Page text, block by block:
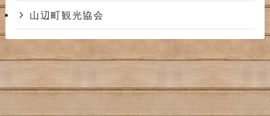
山辺町観光協会